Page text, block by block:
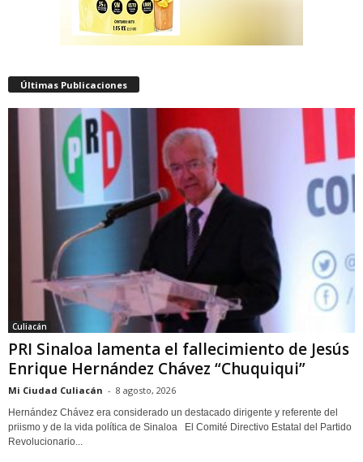
Últimas Publicaciones
Culiacán
PRI Sinaloa lamenta el fallecimiento de Jesús
Enrique Hernández Chávez “Chuquiqui”
Mi Ciudad Culiacán - 8 agosto, 2026
Hernández Chávez era considerado un destacado dirigente y referente del
priismo y de la vida política de Sinaloa El Comité Directivo Estatal del Partido
Revolucionario...